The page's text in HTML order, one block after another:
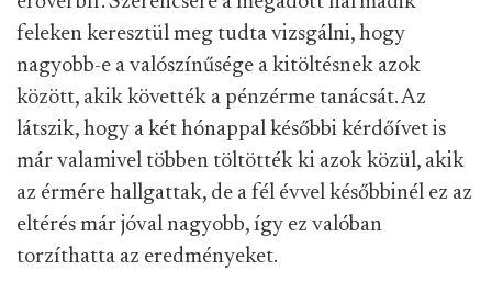
feleken keresztül meg tudta vizsgálni, hogy
nagyobb-e a valószínűsége a kitöltésnek azok
között, akik követték a pénzérme tanácsát. Az
látszik, hogy a két hónappal későbbi kérdőívet is
már valamivel többen töltötték ki azok közül, akik
az érmére hallgattak, de a fél évvel későbbinél ez az
eltérés már jóval nagyobb, így ez valóban
torzíthatta az eredményeket.